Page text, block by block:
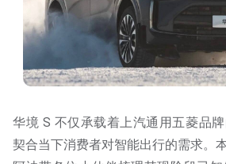
华境 S 不仅承载着上汽通用五菱品
契合当下消费者对智能出行的需求。